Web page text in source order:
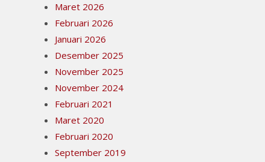
Maret 2026
Februari 2026
Januari 2026
Desember 2025
November 2025
November 2024
Februari 2021
Maret 2020
Februari 2020
September 2019